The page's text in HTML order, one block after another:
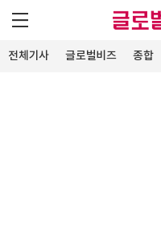
전체기사 글로벌비즈 종합